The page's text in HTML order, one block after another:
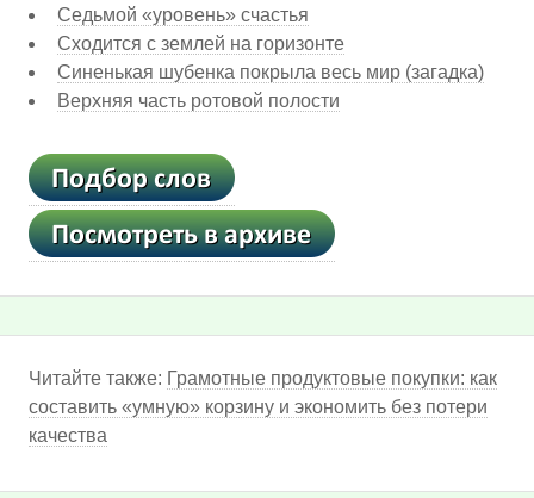
Седьмой «уровень» счастья
Сходится с землей на горизонте
Синенькая шубенка покрыла весь мир (загадка)
Верхняя часть ротовой полости
Читайте также: Грамотные продуктовые покупки: как
составить «умную» корзину и экономить без потери
качества